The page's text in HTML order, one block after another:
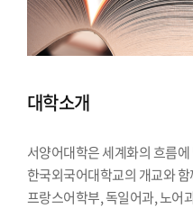
대학소개
서양어대학은 세계화의 흐름
한국외국어대학교의 개교와
프랑스어학부, 독일어과, 노어